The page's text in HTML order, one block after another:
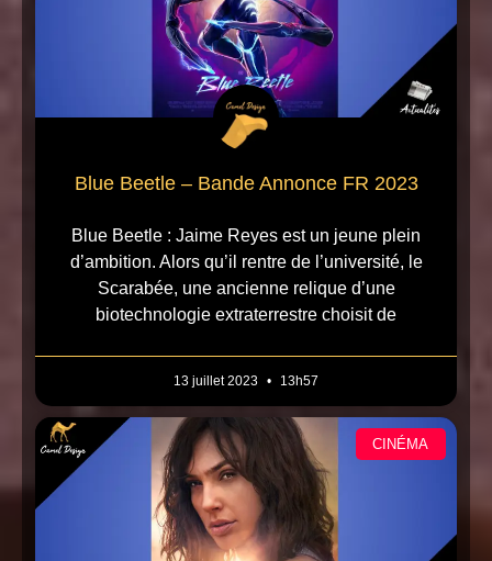
Blue Beetle – Bande Annonce FR 2023
Blue Beetle : Jaime Reyes est un jeune plein
d’ambition. Alors qu’il rentre de l’université, le
Scarabée, une ancienne relique d’une
biotechnologie extraterrestre choisit de
13 juillet 2023 13h57
CINÉMA